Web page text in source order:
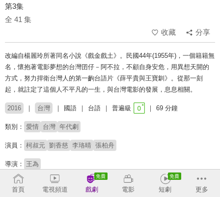
第3集
全 41 集
收藏
分享
改編自楊麗玲所著同名小說《戲金戲土》。民國44年(1955年)，一個籍籍無
名，懷抱著電影夢想的台灣囝仔－阿不拉，不顧自身安危，用異想天開的
方式，努力捍衛台灣人的第一齣台語片《薛平貴與王寶釧》。從那一刻
起，就註定了這個人不平凡的一生，與台灣電影的發展，息息相關。
2016 台灣 國語 台語 普遍級 69 分鐘
類別： 愛情 台灣 年代劇
演員： 柯叔元 劉香慈 李珞晴 張柏舟
導演： 王為
首頁 電視頻道 戲劇 電影 短劇 更多